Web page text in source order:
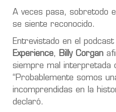
A veces pasa, sobretodo
se siente reconocido.
Entrevistado en el podcast
Experience, Billy Corgan
siempre mal interpretada
“Probablemente somos
incomprendidas en la
declaró.